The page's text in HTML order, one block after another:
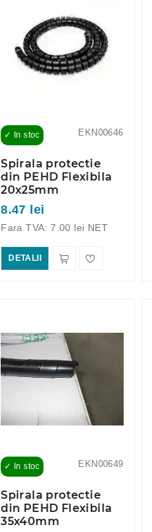
EKN00646
✓ In stoc
Spirala protectie
din PEHD Flexibila
20x25mm
8.47 lei
Fara TVA: 7.00 lei NET
DETALII
EKN00649
✓ In stoc
Spirala protectie
din PEHD Flexibila
35x40mm